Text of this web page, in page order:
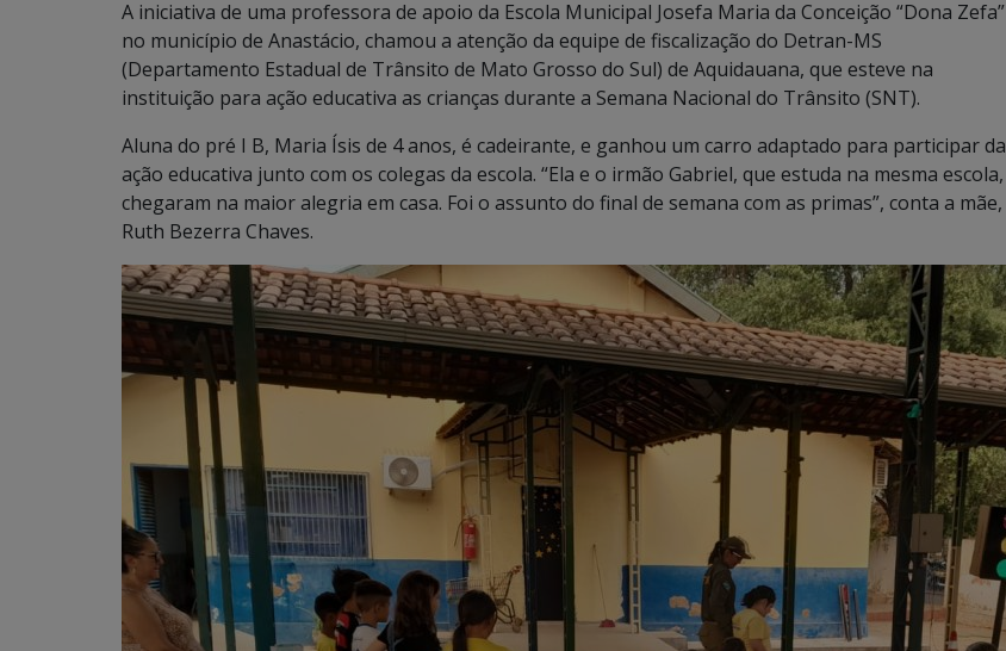
A iniciativa de uma professora de apoio da Escola Municipal Josefa Maria da Conceição “Dona Zefa”
no município de Anastácio, chamou a atenção da equipe de fiscalização do Detran-MS
(Departamento Estadual de Trânsito de Mato Grosso do Sul) de Aquidauana, que esteve na
instituição para ação educativa as crianças durante a Semana Nacional do Trânsito (SNT).
Aluna do pré I B, Maria Ísis de 4 anos, é cadeirante, e ganhou um carro adaptado para participar da
ação educativa junto com os colegas da escola. “Ela e o irmão Gabriel, que estuda na mesma escola,
chegaram na maior alegria em casa. Foi o assunto do final de semana com as primas”, conta a mãe,
Ruth Bezerra Chaves.